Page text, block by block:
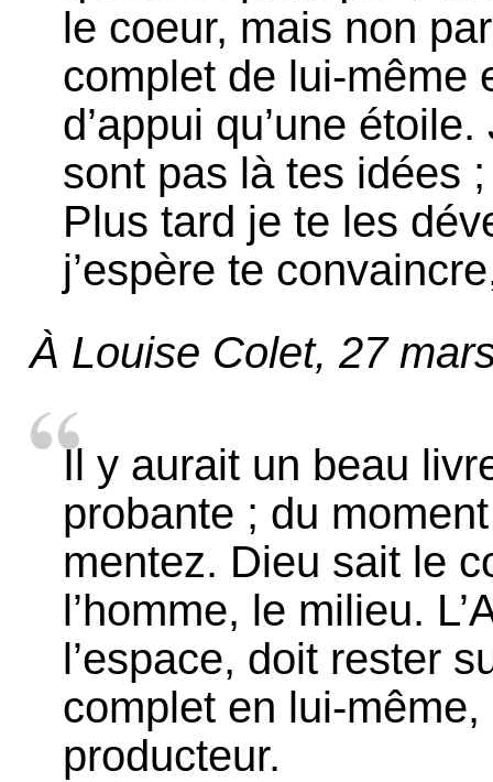
le coeur, mais non
complet de lui-même
d’appui qu’une
sont pas là tes idées
Plus tard je te les
j’espère te
À Louise Colet, 27
Il y aurait un beau
probante ; du
mentez. Dieu sait le
l’homme, le milieu.
l’espace, doit rester
complet en lui-
producteur.